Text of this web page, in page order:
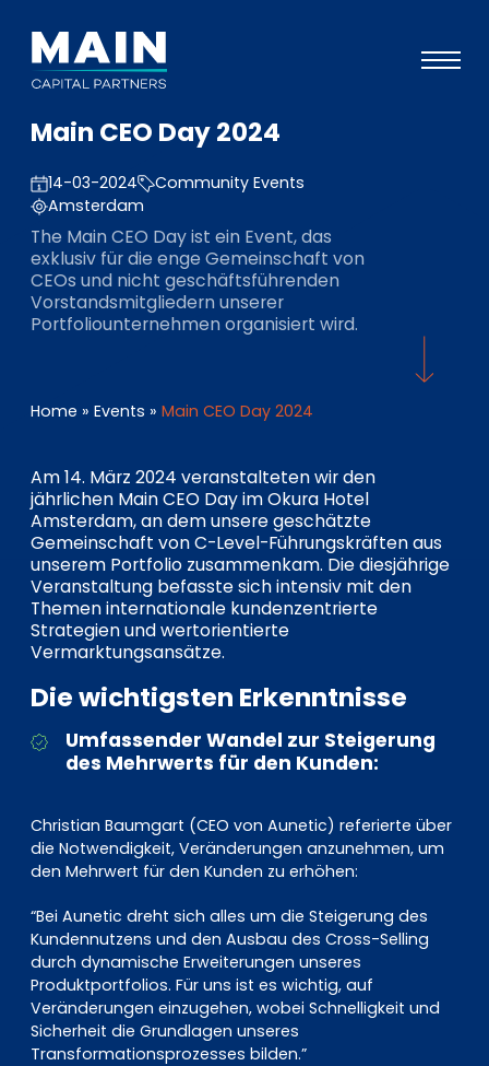
Portfolio
Ansatz
Wissen
Veranstaltungen
Investoren
Über uns
EN DE FR
Investor Portal
Pulse login
Main CEO Day 2024
14-03-2024
Community Events
Amsterdam
The Main CEO Day ist ein Event, das
exklusiv für die enge Gemeinschaft von
CEOs und nicht geschäftsführenden
Vorstandsmitgliedern unserer
Portfoliounternehmen organisiert wird.
Home » Events » Main CEO Day 2024
Am 14. März 2024 veranstalteten wir den
jährlichen Main CEO Day im Okura Hotel
Amsterdam, an dem unsere geschätzte
Gemeinschaft von C-Level-Führungskräften aus
unserem Portfolio zusammenkam. Die diesjährige
Veranstaltung befasste sich intensiv mit den
Themen internationale kundenzentrierte
Strategien und wertorientierte
Vermarktungsansätze.
Die wichtigsten Erkenntnisse
Umfassender Wandel zur Steigerung
des Mehrwerts für den Kunden:
Christian Baumgart (CEO von Aunetic) referierte über
die Notwendigkeit, Veränderungen anzunehmen, um
den Mehrwert für den Kunden zu erhöhen:
“Bei Aunetic dreht sich alles um die Steigerung des
Kundennutzens und den Ausbau des Cross-Selling
durch dynamische Erweiterungen unseres
Produktportfolios. Für uns ist es wichtig, auf
Veränderungen einzugehen, wobei Schnelligkeit und
Sicherheit die Grundlagen unseres
Transformationsprozesses bilden.”